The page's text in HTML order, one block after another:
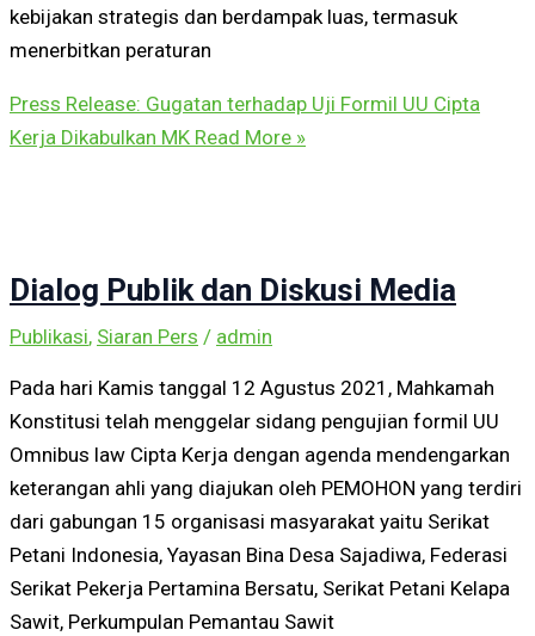
kebijakan strategis dan berdampak luas, termasuk
menerbitkan peraturan
Press Release: Gugatan terhadap Uji Formil UU Cipta
Kerja Dikabulkan MK Read More »
Dialog Publik dan Diskusi Media
Publikasi, Siaran Pers / admin
Pada hari Kamis tanggal 12 Agustus 2021, Mahkamah
Konstitusi telah menggelar sidang pengujian formil UU
Omnibus law Cipta Kerja dengan agenda mendengarkan
keterangan ahli yang diajukan oleh PEMOHON yang terdiri
dari gabungan 15 organisasi masyarakat yaitu Serikat
Petani Indonesia, Yayasan Bina Desa Sajadiwa, Federasi
Serikat Pekerja Pertamina Bersatu, Serikat Petani Kelapa
Sawit, Perkumpulan Pemantau Sawit